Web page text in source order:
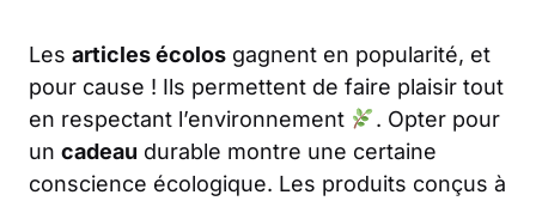
Les articles écolos gagnent en popularité, et
pour cause ! Ils permettent de faire plaisir tout
en respectant l’environnement
. Opter pour
un cadeau durable montre une certaine
conscience écologique. Les produits conçus à